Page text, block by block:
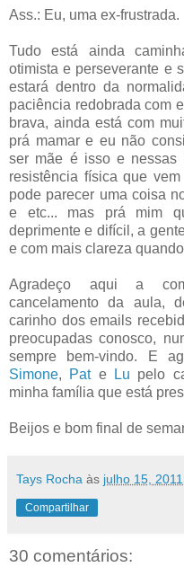
Ass.: Eu, uma ex-frustrada.
Tudo está ainda
otimista e perseverante e
estará dentro da
paciência redobrada com
brava, ainda está com
prá mamar e eu não
ser mãe é isso e nessas
resistência física que
pode parecer uma coisa
e etc... mas prá mim
deprimente e difícil, a
e com mais clareza
Agradeço aqui a
cancelamento da aula,
carinho dos emails
preocupadas conosco,
sempre bem-vindo. E
Simone, Pate Lu pelo
minha família que está
Beijos e bom final de
Tays Rocha às julho 15, 2011
Compartilhar
30 comentários: